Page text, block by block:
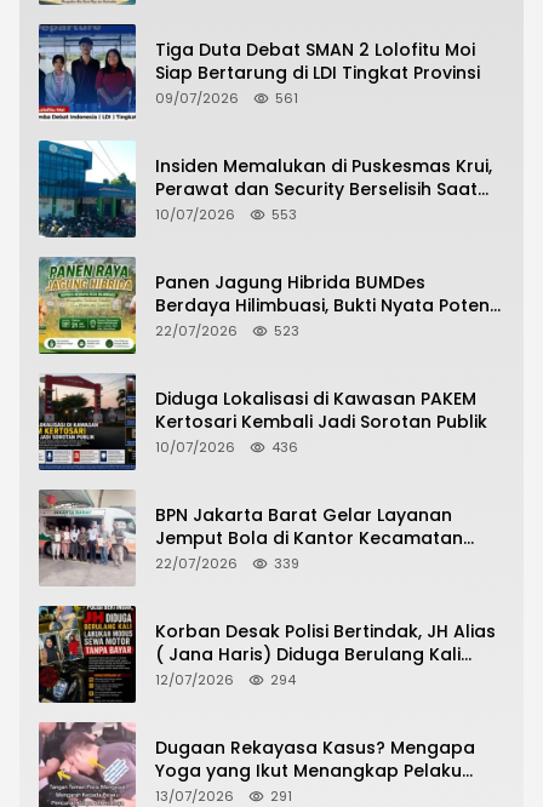
Tiga Duta Debat SMAN 2 Lolofitu Moi
Siap Bertarung di LDI Tingkat Provinsi
09/07/2026 561
Insiden Memalukan di Puskesmas Krui,
Perawat dan Security Berselisih Saat
Pelayanan Pasien Berlangsung
10/07/2026 553
Panen Jagung Hibrida BUMDes
Berdaya Hilimbuasi, Bukti Nyata Potensi
Pertanian Desa
22/07/2026 523
Diduga Lokalisasi di Kawasan PAKEM
Kertosari Kembali Jadi Sorotan Publik
10/07/2026 436
BPN Jakarta Barat Gelar Layanan
Jemput Bola di Kantor Kecamatan
Grogol Petamburan, Warga Antusias
22/07/2026 339
Korban Desak Polisi Bertindak, JH Alias
( Jana Haris) Diduga Berulang Kali
Lakukan Modus Sewa Motor Tanpa
12/07/2026 294
Dugaan Rekayasa Kasus? Mengapa
Yoga yang Ikut Menangkap Pelaku
Pencurian Toko Ponsel di Pancur Batu
13/07/2026 291